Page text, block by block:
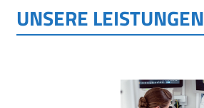
UNSERE LEISTUNGEN